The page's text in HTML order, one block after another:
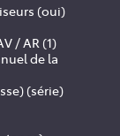
(oui)
/ AR (1)
de la
(série)